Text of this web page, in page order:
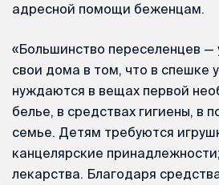
адресной помощи беженцам.
«Большинство переселенцев
свои дома в том, что в спешке
нуждаются в вещах первой
белье, в средствах гигиены, в
семье. Детям требуются
канцелярские
лекарства. Благодаря